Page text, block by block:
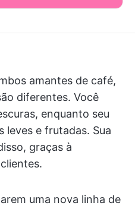
amantes de café,
diferentes. Você
enquanto seu
leves e frutadas. Sua
graças à
uma nova linha de